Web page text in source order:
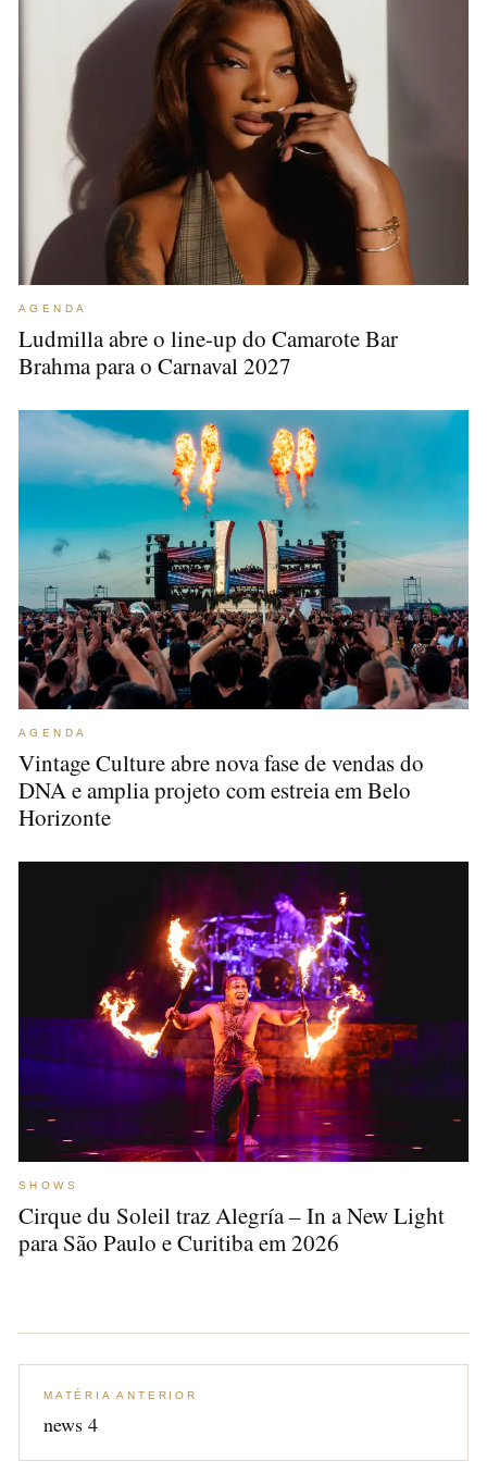
AGENDA
Ludmilla abre o line-up do Camarote Bar
Brahma para o Carnaval 2027
AGENDA
Vintage Culture abre nova fase de vendas do
DNA e amplia projeto com estreia em Belo
Horizonte
SHOWS
Cirque du Soleil traz Alegría – In a New Light
para São Paulo e Curitiba em 2026
MATÉRIA ANTERIOR
news 4